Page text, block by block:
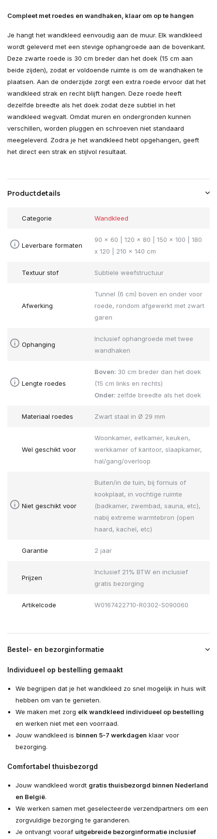
Compleet met roedes en wandhaken, klaar om op te hangen
Je hangt het wandkleed eenvoudig aan de muur. Elk wandkleed
wordt geleverd met een stevige ophangroede aan de bovenkant.
Deze zwarte roede is 30 cm breder dan het doek (15 cm aan
beide zijden), zodat er voldoende ruimte is om de wandhaken te
plaatsen. Aan de onderzijde zorgt een extra roede ervoor dat het
wandkleed strak en recht blijft hangen. Deze roede heeft
dezelfde breedte als het doek zodat deze subtiel in het
wandkleed wegvalt. Omdat muren en ondergronden kunnen
verschillen, worden pluggen en schroeven niet standaard
meegeleverd. Zodra je het wandkleed hebt opgehangen, geeft
het direct een strak en stijlvol resultaat.
Productdetails
Categorie Wandkleed
Leverbare formaten
90 x 60 | 120 x 80 | 150 x 100 | 180
x 120 | 210 x 140 cm
Textuur stof Subtiele weefstructuur
Afwerking
Tunnel (6 cm) boven en onder voor
roede, rondom afgewerkt met zwart
garen
Ophanging
Inclusief ophangroede met twee
wandhaken
Lengte roedes
Boven: 30 cm breder dan het doek
(15 cm links en rechts)
Onder: zelfde breedte als het doek
Materiaal roedes Zwart staal in Ø 29 mm
Wel geschikt voor
Woonkamer, eetkamer, keuken,
werkkamer of kantoor, slaapkamer,
hal/gang/overloop
Niet geschikt voor
Buiten/in de tuin, bij fornuis of
kookplaat, in vochtige ruimte
(badkamer, zwembad, sauna, etc),
nabij extreme warmtebron (open
haard, kachel, etc)
Garantie 2 jaar
Prijzen
Inclusief 21% BTW en inclusief
gratis bezorging
Artikelcode W0167422710-R0302-S090060
Bestel- en bezorginformatie
Individueel op bestelling gemaakt
We begrijpen dat je het wandkleed zo snel mogelijk in huis wilt
hebben om van te genieten.
We maken met zorg elk wandkleed individueel op bestelling
en werken niet met een voorraad.
Jouw wandkleed is binnen 5-7 werkdagen klaar voor
bezorging.
Comfortabel thuisbezorgd
Jouw wandkleed wordt gratis thuisbezorgd binnen Nederland
en België.
We werken samen met geselecteerde verzendpartners om een
zorgvuldige bezorging te garanderen.
Je ontvangt vooraf uitgebreide bezorginformatie inclusief